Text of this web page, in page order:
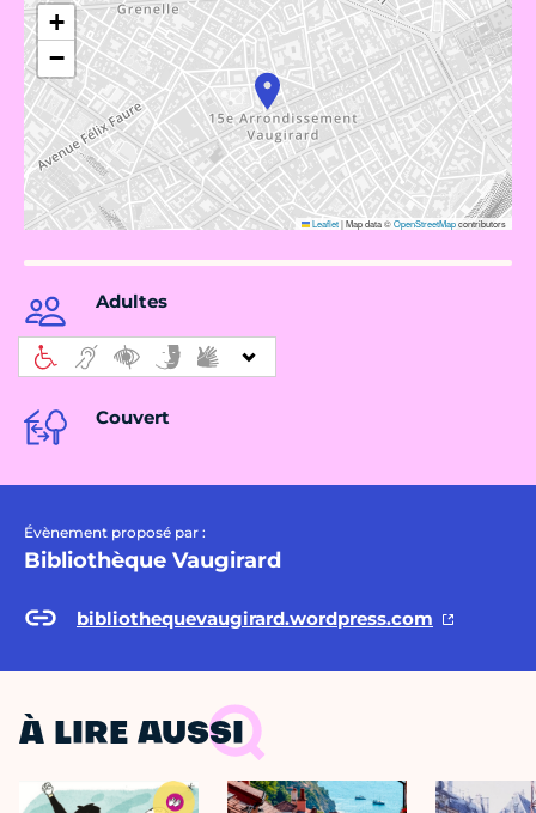
+
−
Leaflet|Map data ©OpenStreetMapcontributors
Adultes
Couvert
Évènement proposé par :
Bibliothèque Vaugirard
bibliothequevaugirard.wordpress.com
À LIRE AUSSI